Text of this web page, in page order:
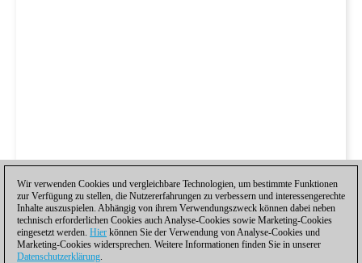
Wir verwenden Cookies und vergleichbare Technologien, um bestimmte Funktionen
zur Verfügung zu stellen, die Nutzererfahrungen zu verbessern und interessengerechte
Inhalte auszuspielen. Abhängig von ihrem Verwendungszweck können dabei neben
technisch erforderlichen Cookies auch Analyse-Cookies sowie Marketing-Cookies
eingesetzt werden. Hier können Sie der Verwendung von Analyse-Cookies und
Marketing-Cookies widersprechen. Weitere Informationen finden Sie in unserer
Datenschutzerklärung.